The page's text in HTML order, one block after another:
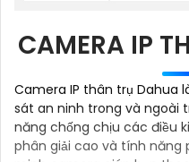
CAMERA IP
Camera IP thân trụ Dahua
sát an ninh trong và ngoài
năng chống chịu các điều
phân giải cao và tính năng